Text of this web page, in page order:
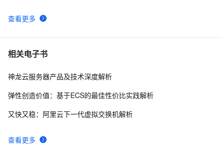
查看更多
相关电子书
查看更多
神龙云服务器产品及技术深度解析
弹性创造价值：基于ECS的最佳性价比实践解析
又快又稳：阿里云下一代虚拟交换机解析